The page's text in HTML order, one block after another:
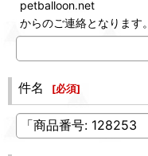
petballoon.net
からのご連絡となります。
件名 [必須]